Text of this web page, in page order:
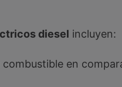
diesel incluyen:
en